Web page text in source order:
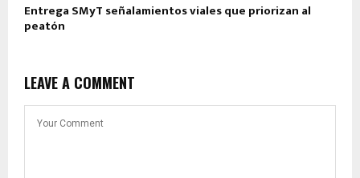
Entrega SMyT señalamientos viales que priorizan al
peatón
LEAVE A COMMENT